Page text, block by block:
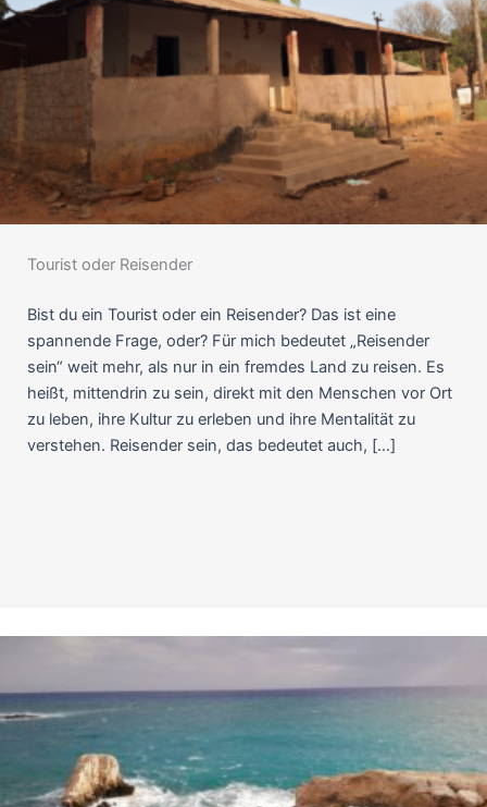
Tourist oder Reisender
Bist du ein Tourist oder ein Reisender? Das ist eine
spannende Frage, oder? Für mich bedeutet „Reisender
sein“ weit mehr, als nur in ein fremdes Land zu reisen. Es
heißt, mittendrin zu sein, direkt mit den Menschen vor Ort
zu leben, ihre Kultur zu erleben und ihre Mentalität zu
verstehen. Reisender sein, das bedeutet auch, […]